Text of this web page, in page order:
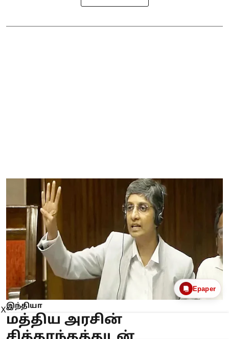
இந்தியா
மத்திய அரசின்
Epaper
X